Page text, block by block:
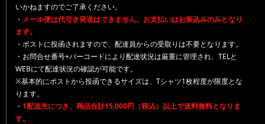
いかねますのでご了承ください。
・ メール便は代引き発送はできません。お支払いはお振込みのみとなり
ます。
・ポストに投函されますので、配達員からの受取りは不要となります。
・お問合せ番号+バーコードにより配達状況は厳重に管理され、TELと
WEBにて配達状況の確認が可能です。
※基本的にポストから投函できるサイズは、Tシャツ1枚程度が限度とな
ります。
・ 1配送先につき、商品合計15,000円（税込）以上で送料無料となりま
す。